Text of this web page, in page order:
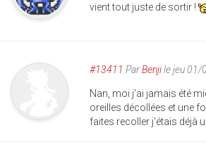
vient tout juste de sortir !
#13411 ParBenjile jeu 01/
Nan, moi j'ai jamais été
oreilles décollées et une
faites recoller j'étais déjà